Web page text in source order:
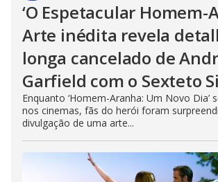
‘O Espetacular Homem-
Arte inédita revela
longa cancelado de
Garfield com o Sexteto
Enquanto ‘Homem-Aranha: Um Novo Dia’
nos cinemas, fãs do herói foram
divulgação de uma arte...